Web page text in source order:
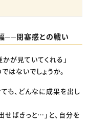
──閉塞感との戦い
が見ていてくれる」
はないでしょうか。
も、どんなに成果を出し
せばきっと…」と、自分を